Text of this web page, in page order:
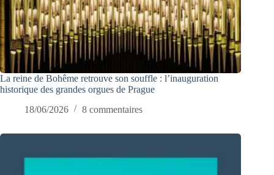
La reine de Bohême retrouve son souffle : l’inauguration
historique des grandes orgues de Prague
18/06/2026
8 commentaires